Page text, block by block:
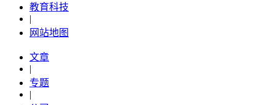
教育科技
|
网站地图
文章
|
专题
|